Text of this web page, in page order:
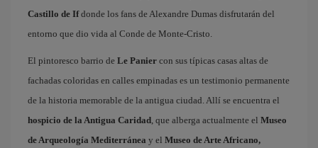
Castillo de Ifdonde los fans de Alexandre Dumas disfrutarán del
entorno que dio vida al Conde de Monte-Cristo.
El pintoresco barrio de Le Panier con sus típicas casas altas de
fachadas coloridas en calles empinadas es un testimonio permanente
de la historia memorable de la antigua ciudad. Allí se encuentra el
hospicio de la Antigua Caridad, que alberga actualmente el Museo
de Arqueología Mediterránea y el Museo de Arte Africano,